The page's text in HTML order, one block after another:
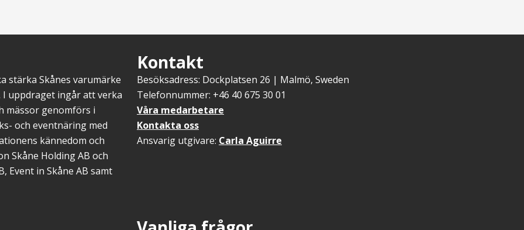
stärka Skånes varumärke
uppdraget ingår att verka
mässor genomförs i
och eventnäring med
kännedom och
Skåne Holding AB och
Event in Skåne AB samt
Kontakt
Besöksadress: Dockplatsen 26 | Malmö, Sweden
Telefonnummer: +46 40 675 30 01
Våra medarbetare
Kontakta oss
Ansvarig utgivare: Carla Aguirre